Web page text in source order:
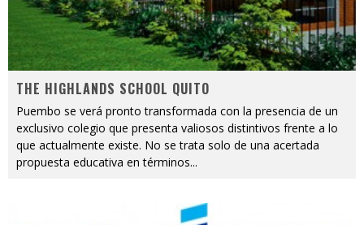
THE HIGHLANDS SCHOOL QUITO
Puembo se verá pronto transformada con la presencia de un
exclusivo colegio que presenta valiosos distintivos frente a lo
que actualmente existe. No se trata solo de una acertada
propuesta educativa en términos...